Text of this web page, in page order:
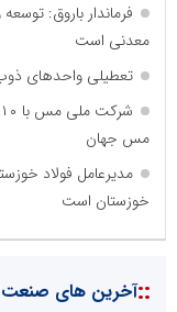
فرماندار باروق:
معدنی است
تعطیلی واحدهای
مس جهان
مدیرعامل فولاد
خوزستان است
::آخرین های صنعت